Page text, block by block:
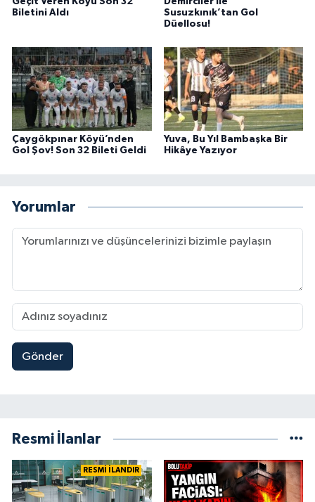
Biletini Aldı
Susuzkınık’tan Gol
Düellosu!
Çaygökpınar Köyü’nden
Gol Şov! Son 32 Bileti Geldi
Yuva, Bu Yıl Bambaşka Bir
Hikâye Yazıyor
Yorumlar
Gönder
Resmi İlanlar
RESMİ İLANDIR